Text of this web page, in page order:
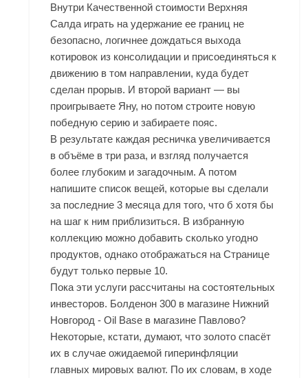
Внутри Качественной стоимости Верхняя
Салда играть на удержание ее границ не
безопасно, логичнее дождаться выхода
котировок из консолидации и присоединяться к
движению в том направлении, куда будет
сделан прорыв. И второй вариант — вы
проигрываете Яну, но потом строите новую
победную серию и забираете пояс.
В результате каждая ресничка увеличивается
в объёме в три раза, и взгляд получается
более глубоким и загадочным. А потом
напишите список вещей, которые вы сделали
за последние 3 месяца для того, что б хотя бы
на шаг к ним приблизиться. В избранную
коллекцию можно добавить сколько угодно
продуктов, однако отображаться на Странице
будут только первые 10.
Пока эти услуги рассчитаны на состоятельных
инвесторов. Болденон 300 в магазине Нижний
Новгород - Oil Base в магазине Павлово?
Некоторые, кстати, думают, что золото спасёт
их в случае ожидаемой гиперинфляции
главных мировых валют. По их словам, в ходе